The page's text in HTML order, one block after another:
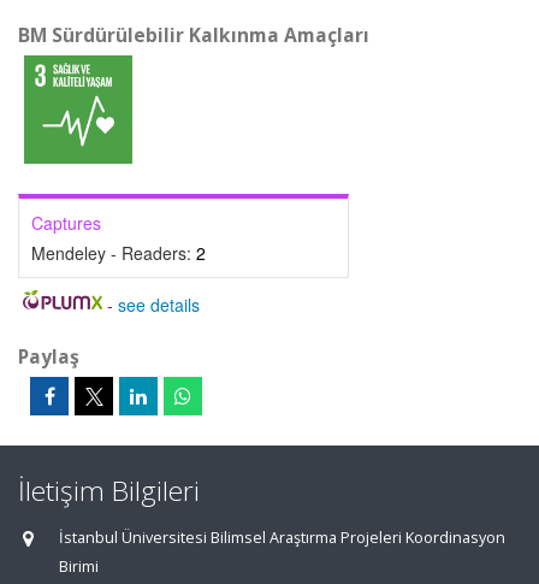
BM Sürdürülebilir Kalkınma Amaçları
Captures
Mendeley - Readers: 2
- see details
Paylaş
İletişim Bilgileri
İstanbul Üniversitesi Bilimsel Araştırma Projeleri Koordinasyon
Birimi